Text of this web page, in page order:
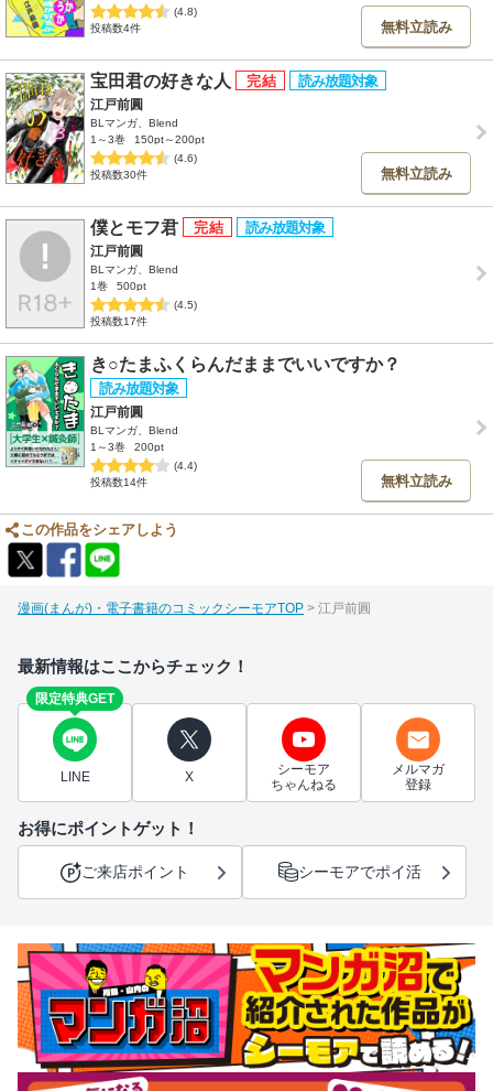
(4.8)
投稿数4件
無料立読み
宝田君の好きな人
江戸前圓
BLマンガ、Blend
1～3巻
150pt～200pt
(4.6)
投稿数30件
無料立読み
僕とモフ君
江戸前圓
BLマンガ、Blend
1巻
500pt
(4.5)
投稿数17件
き○たまふくらんだままでいいですか？
江戸前圓
BLマンガ、Blend
1～3巻
200pt
(4.4)
投稿数14件
無料立読み
この作品をシェアしよう
漫画(まんが)・電子書籍のコミックシーモアTOP 江戸前圓
最新情報はここからチェック！
限定特典GET
LINE X
シーモア
ちゃんねる
メルマガ
登録
お得にポイントゲット！
ご来店ポイント シーモアでポイ活